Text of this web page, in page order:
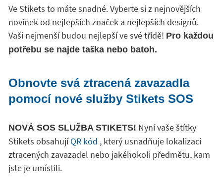
Ve Stikets to máte snadné. Vyberte si z nejnovějších
novinek od nejlepších značek a nejlepších designů.
Vaši nejmenší budou nejlepší ve své třídě! Pro každou
potřebu se najde taška nebo batoh.
Obnovte svá ztracená zavazadla
pomocí nové služby Stikets SOS
NOVÁ SOS SLUŽBA STIKETS! Nyní vaše štítky
Stikets obsahujíQR kód , který usnadňuje lokalizaci
ztracených zavazadel nebo jakéhokoli předmětu, kam
jste je umístili.